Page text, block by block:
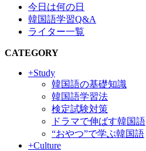
今日は何の日
韓国語学習Q&A
ライター一覧
CATEGORY
+Study
韓国語の基礎知識
韓国語学習法
検定試験対策
ドラマで伸ばす韓国語
“おやつ”で学ぶ韓国語
+Culture